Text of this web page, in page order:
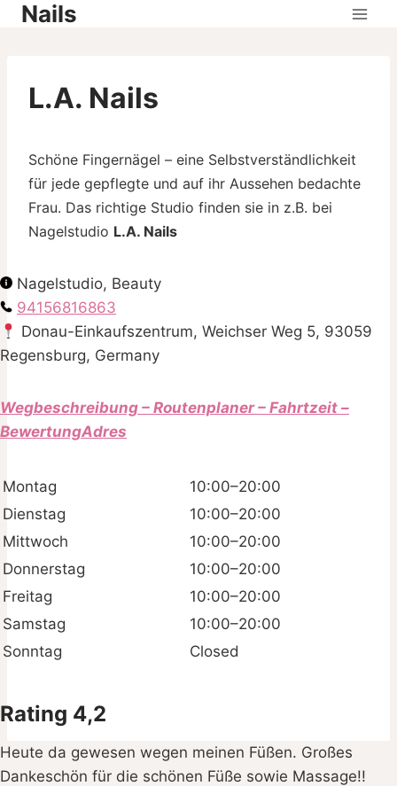
SkipNails
L.A. Nails
Schöne Fingernägel – eine Selbstverständlichkeit
für jede gepflegte und auf ihr Aussehen bedachte
Frau. Das richtige Studio finden sie in z.B. bei
Nagelstudio L.A. Nails
Nagelstudio, Beauty
94156816863
Donau-Einkaufszentrum, Weichser Weg 5, 93059
Regensburg, Germany
Wegbeschreibung – Routenplaner – Fahrtzeit –
BewertungAdres
Montag
10:00–20:00
Dienstag
10:00–20:00
Mittwoch
10:00–20:00
Donnerstag
10:00–20:00
Freitag
10:00–20:00
Samstag
10:00–20:00
Sonntag
Closed
Rating 4,2
Heute da gewesen wegen meinen Füßen. Großes
Dankeschön für die schönen Füße sowie Massage!!